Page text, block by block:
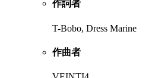
作詞者
T-Bobo, Dress Marine
作曲者